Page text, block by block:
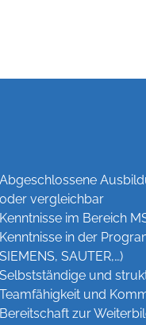
Abgeschlossene
oder vergleichbar
Kenntnisse im Bereich
Kenntnisse in der
SIEMENS, SAUTER,…)
Selbstständige und
Teamfähigkeit und
Bereitschaft zur